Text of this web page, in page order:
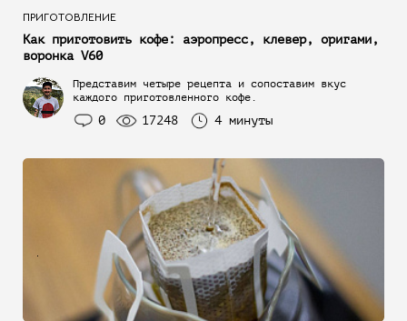
ПРИГОТОВЛЕНИЕ
Как приготовить кофе: аэропресс, клевер, оригами,
воронка V60
Представим четыре рецепта и сопоставим вкус
каждого приготовленного кофе.
0 17248 4 минуты